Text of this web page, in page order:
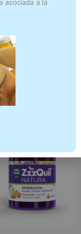
– Sueño
asociada a la